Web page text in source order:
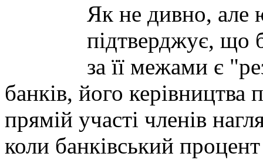
Як не дивно, але
підтверджує, що
за її межами є
банків, його
прямій участі членів
коли банківський